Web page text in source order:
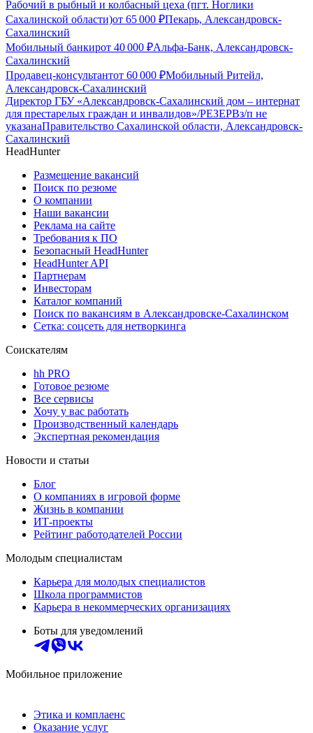
Рабочий в рыбный и колбасный цеха (пгт. Ноглики
Сахалинской области)от 65 000 ₽Пекарь, Александровск-
Сахалинский
Мобильный банкирот 40 000 ₽Альфа-Банк, Александровск-
Сахалинский
Продавец-консультантот 60 000 ₽Мобильный Ритейл,
Александровск-Сахалинский
Директор ГБУ «Александровск-Сахалинский дом – интернат
для престарелых граждан и инвалидов»/РЕЗЕРВз/п не
указанаПравительство Сахалинской области, Александровск-
Сахалинский
HeadHunter
Размещение вакансий
Поиск по резюме
О компании
Наши вакансии
Реклама на сайте
Требования к ПО
Безопасный HeadHunter
HeadHunter API
Партнерам
Инвесторам
Каталог компаний
Поиск по вакансиям в Александровске-Сахалинском
Сетка: соцсеть для нетворкинга
Соискателям
hh PRO
Готовое резюме
Все сервисы
Хочу у вас работать
Производственный календарь
Экспертная рекомендация
Новости и статьи
Блог
О компаниях в игровой форме
Жизнь в компании
ИТ-проекты
Рейтинг работодателей России
Молодым специалистам
Карьера для молодых специалистов
Школа программистов
Карьера в некоммерческих организациях
Боты для уведомлений
Мобильное приложение
Этика и комплаенс
Оказание услуг